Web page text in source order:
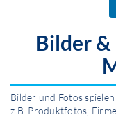
Bilder
Bilder und Fotos
z.B. Produktfotos,